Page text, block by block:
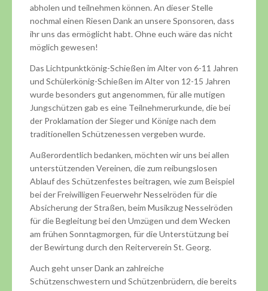
abholen und teilnehmen können. An dieser Stelle
nochmal einen Riesen Dank an unsere Sponsoren, dass
ihr uns das ermöglicht habt. Ohne euch wäre das nicht
möglich gewesen!
Das Lichtpunktkönig-Schießen im Alter von 6-11 Jahren
und Schülerkönig-Schießen im Alter von 12-15 Jahren
wurde besonders gut angenommen, für alle mutigen
Jungschützen gab es eine Teilnehmerurkunde, die bei
der Proklamation der Sieger und Könige nach dem
traditionellen Schützenessen vergeben wurde.
Außerordentlich bedanken, möchten wir uns bei allen
unterstützenden Vereinen, die zum reibungslosen
Ablauf des Schützenfestes beitragen, wie zum Beispiel
bei der Freiwilligen Feuerwehr Nesselröden für die
Absicherung der Straßen, beim Musikzug Nesselröden
für die Begleitung bei den Umzügen und dem Wecken
am frühen Sonntagmorgen, für die Unterstützung bei
der Bewirtung durch den Reiterverein St. Georg.
Auch geht unser Dank an zahlreiche
Schützenschwestern und Schützenbrüdern, die bereits